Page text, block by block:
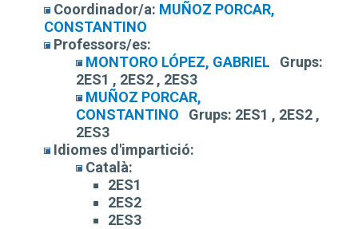
Coordinador/a: MUÑOZ PORCAR,
CONSTANTINO
Professors/es:
MONTORO LÓPEZ, GABRIEL
Grups:
2ES1 , 2ES2 , 2ES3
MUÑOZ PORCAR,
CONSTANTINO
Grups: 2ES1 , 2ES2 ,
2ES3
Idiomes d'impartició:
Català:
2ES1
2ES2
2ES3